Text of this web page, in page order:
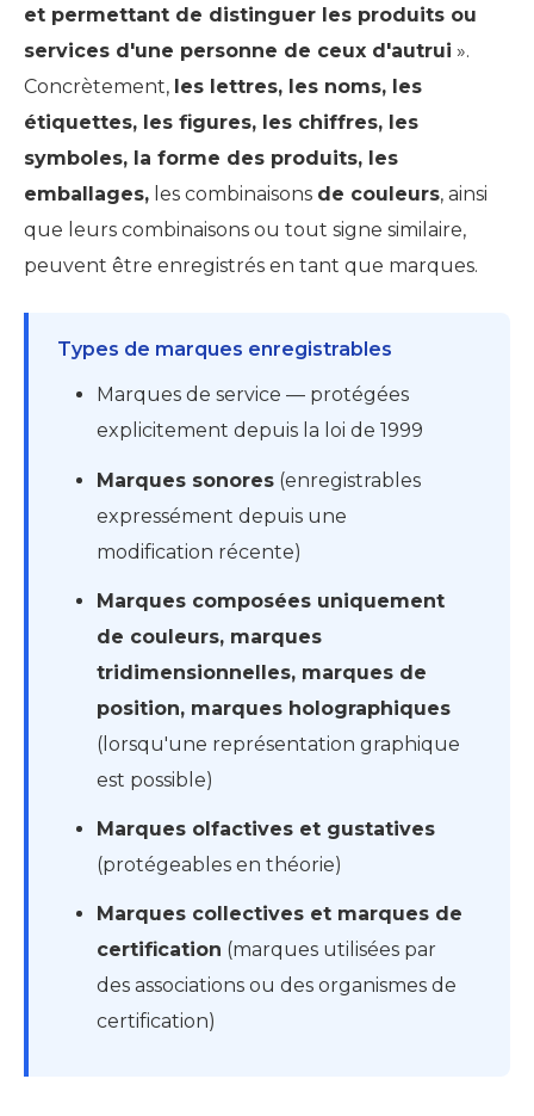
et permettant de distinguer les produits ou
services d'une personne de ceux d'autrui ».
Concrètement, les lettres, les noms, les
étiquettes, les figures, les chiffres, les
symboles, la forme des produits, les
emballages, les combinaisons de couleurs, ainsi
que leurs combinaisons ou tout signe similaire,
peuvent être enregistrés en tant que marques.
Types de marques enregistrables
Marques de service — protégées
explicitement depuis la loi de 1999
Marques sonores (enregistrables
expressément depuis une
modification récente)
Marques composées uniquement
de couleurs, marques
tridimensionnelles, marques de
position, marques holographiques
(lorsqu'une représentation graphique
est possible)
Marques olfactives et gustatives
(protégeables en théorie)
Marques collectives et marques de
certification (marques utilisées par
des associations ou des organismes de
certification)